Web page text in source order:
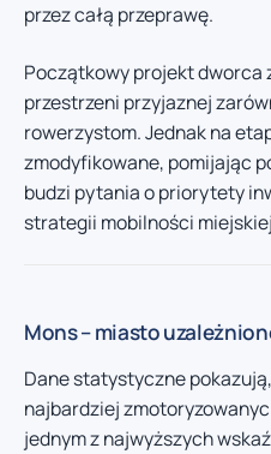
przez całą przeprawę.
Początkowy projekt dworca
przestrzeni przyjaznej
rowerzystom. Jednak na
zmodyfikowane, pomijając
budzi pytania o priorytety
strategii mobilności
Mons – miasto
Dane statystyczne
najbardziej
jednym z najwyższych